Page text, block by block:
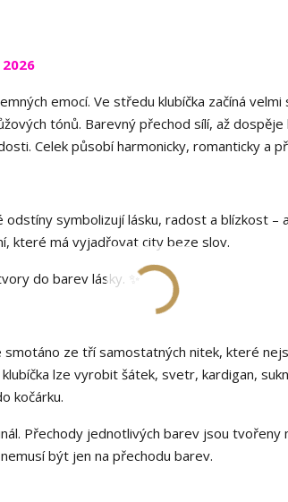
emocí. Ve středu klubíčka začíná
tónů. Barevný přechod sílí, až
Celek působí harmonicky, romanticky a
symbolizují lásku, radost a blízkost –
které má vyjadřovat city beze slov.
do barev lásky. ✨
ze tří samostatných nitek, které
lze vyrobit šátek, svetr, kardigan,
kočárku.
Přechody jednotlivých barev jsou tvořeny
být jen na přechodu barev.